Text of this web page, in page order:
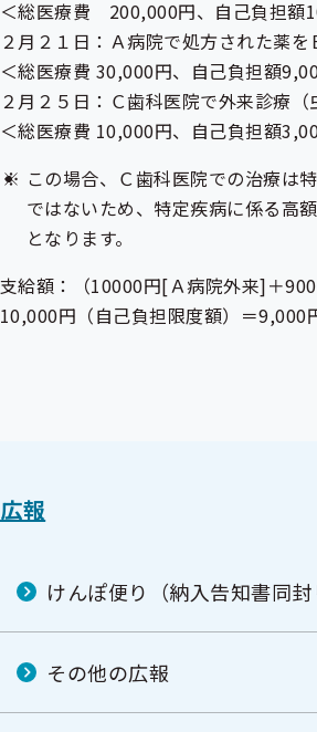
＜総医療費 200,000円、自己負担額
２月２１日：Ａ病院で処方された薬を
＜総医療費 30,000円、自己負担額
２月２５日：Ｃ歯科医院で外来診療（
＜総医療費 10,000円、自己負担額
この場合、Ｃ歯科医院での治療は
ではないため、特定疾病に係る高
となります。
支給額：（10000円[Ａ病院外来]＋
10,000円（自己負担限度額）＝9,000
広報
けんぽ便り（納入告知書同封
その他の広報